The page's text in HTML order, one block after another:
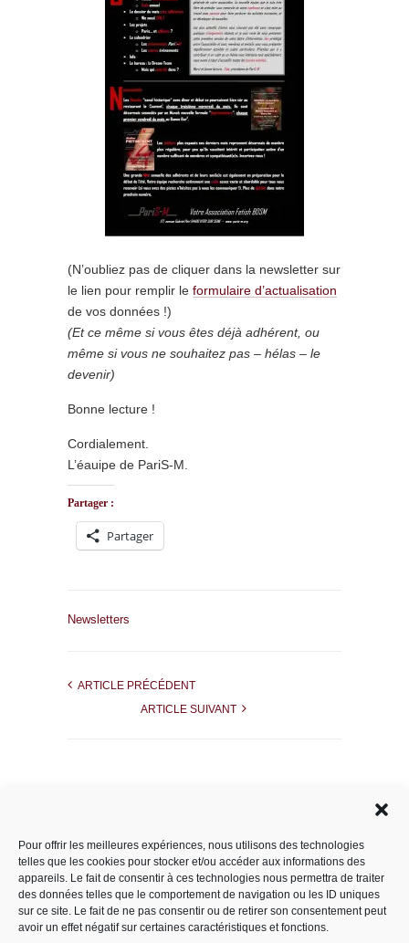
Pour offrir les meilleures expériences, nous utilisons des technologies
telles que les cookies pour stocker et/ou accéder aux informations des
appareils. Le fait de consentir à ces technologies nous permettra de traiter
des données telles que le comportement de navigation ou les ID uniques
sur ce site. Le fait de ne pas consentir ou de retirer son consentement peut
avoir un effet négatif sur certaines caractéristiques et fonctions.
(N’oubliez pas de cliquer dans la newsletter sur
le lien pour remplir le formulaire d’actualisation
de vos données !)
(Et ce même si vous êtes déjà adhérent, ou
même si vous ne souhaitez pas – hélas – le
devenir)
Bonne lecture !
Cordialement.
L’éauipe de PariS-M.
Partager :
Partager
Newsletters
ARTICLE PRÉCÉDENT
ARTICLE SUIVANT
Catégories